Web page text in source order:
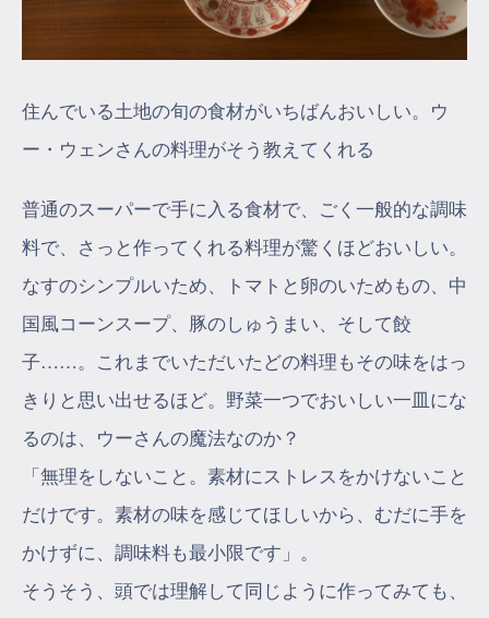
住んでいる土地の旬の食材がいちばんおいしい。ウ
ー・ウェンさんの料理がそう教えてくれる
普通のスーパーで手に入る食材で、ごく一般的な調味
料で、さっと作ってくれる料理が驚くほどおいしい。
なすのシンプルいため、トマトと卵のいためもの、中
国風コーンスープ、豚のしゅうまい、そして餃
子……。これまでいただいたどの料理もその味をはっ
きりと思い出せるほど。野菜一つでおいしい一皿にな
るのは、ウーさんの魔法なのか？
「無理をしないこと。素材にストレスをかけないこと
だけです。素材の味を感じてほしいから、むだに手を
かけずに、調味料も最小限です」。
そうそう、頭では理解して同じように作ってみても、